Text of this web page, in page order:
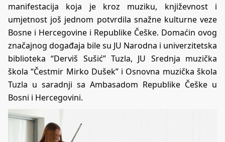
manifestacija koja je kroz muziku, književnost i
umjetnost još jednom potvrdila snažne kulturne veze
Bosne i Hercegovine i Republike Češke. Domaćin ovog
značajnog događaja bile su JU Narodna i univerzitetska
biblioteka “Derviš Sušić” Tuzla, JU Srednja muzička
škola “Čestmir Mirko Dušek” i Osnovna muzička škola
Tuzla u saradnji sa Ambasadom Republike Češke u
Bosni i Hercegovini.